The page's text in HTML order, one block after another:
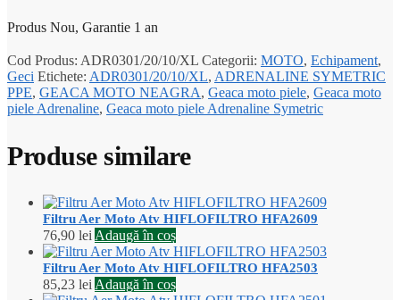
Produs Nou, Garantie 1 an
Cod Produs: ADR0301/20/10/XL Categorii: MOTO, Echipament,
Geci Etichete: ADR0301/20/10/XL, ADRENALINE SYMETRIC
PPE, GEACA MOTO NEAGRA, Geaca moto piele, Geaca moto
piele Adrenaline, Geaca moto piele Adrenaline Symetric
Produse similare
Filtru Aer Moto Atv HIFLOFILTRO HFA2609
76,90 lei Adaugă în coș
Filtru Aer Moto Atv HIFLOFILTRO HFA2503
85,23 lei Adaugă în coș